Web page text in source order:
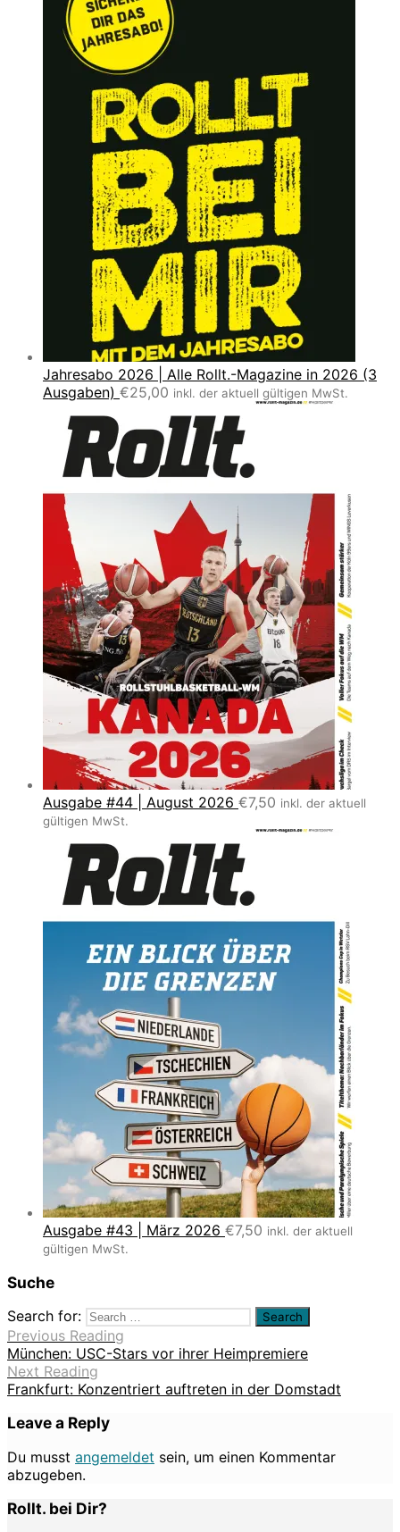
Jahresabo 2026 | Alle Rollt.-Magazine in 2026 (3
Ausgaben) €25,00 inkl. der aktuell gültigen MwSt.
Ausgabe #44 | August 2026 €7,50 inkl. der aktuell
gültigen MwSt.
Ausgabe #43 | März 2026 €7,50 inkl. der aktuell
gültigen MwSt.
Suche
Search for:
Previous Reading
München: USC-Stars vor ihrer Heimpremiere
Next Reading
Frankfurt: Konzentriert auftreten in der Domstadt
Leave a Reply
Du musst angemeldet sein, um einen Kommentar
abzugeben.
Rollt. bei Dir?